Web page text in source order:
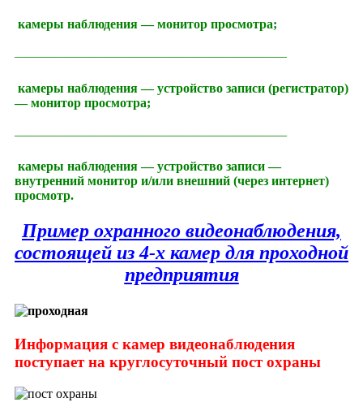
камеры наблюдения — монитор просмотра;
—————————————————————
камеры наблюдения — устройство записи (регистратор)
— монитор просмотра;
—————————————————————
камеры наблюдения — устройство записи —
внутренний монитор и/или внешний (через интернет)
просмотр.
Пример охранного видеонаблюдения,
состоящей из 4-х камер для проходной
предприятия
Информация с камер видеонаблюдения
поступает на круглосуточный пост охраны